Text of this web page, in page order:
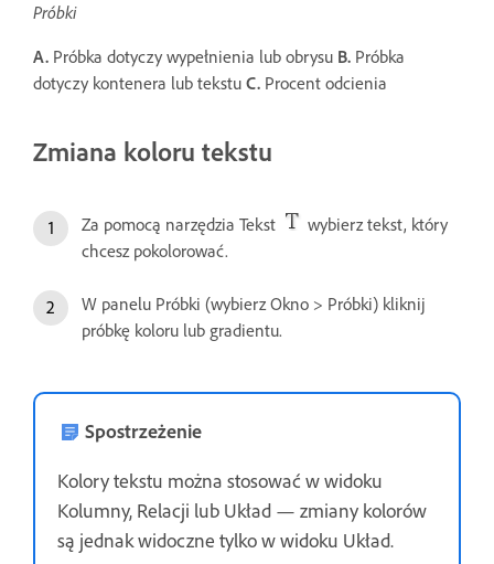
Próbki
A. Próbka dotyczy wypełnienia lub obrysu B. Próbka
dotyczy kontenera lub tekstu C. Procent odcienia
Zmiana koloru tekstu
Za pomocą narzędzia Tekst
wybierz tekst, który
chcesz pokolorować.
W panelu Próbki (wybierz Okno > Próbki) kliknij
próbkę koloru lub gradientu.
Spostrzeżenie
Kolory tekstu można stosować w widoku
Kolumny, Relacji lub Układ — zmiany kolorów
są jednak widoczne tylko w widoku Układ.